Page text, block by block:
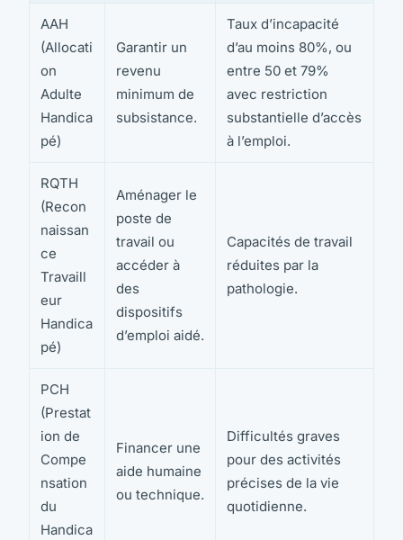
AAH
(Allocati
on
Adulte
Handica
pé)
Garantir un
revenu
minimum de
subsistance.
Taux d’incapacité
d’au moins 80%, ou
entre 50 et 79%
avec restriction
substantielle d’accès
à l’emploi.
RQTH
(Recon
naissan
ce
Travaill
eur
Handica
pé)
Aménager le
poste de
travail ou
accéder à
des
dispositifs
d’emploi aidé.
Capacités de travail
réduites par la
pathologie.
PCH
(Prestat
ion de
Compe
nsation
du
Handica
Financer une
aide humaine
ou technique.
Difficultés graves
pour des activités
précises de la vie
quotidienne.